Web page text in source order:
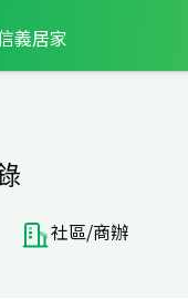
義居家
社區/商辦